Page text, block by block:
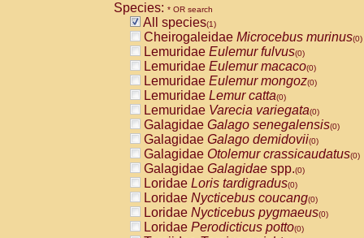
CebidaeCebus capucinus
CebidaeCebus nigrivittatus
CebidaeCebus spp.(0)
CebidaeSaimiri boliviensis(0)
CebidaeSaimiri sciureus(0)
AtelidaeAlouatta caraya(0)
AtelidaeAlouatta fusca(0)
AtelidaeAlouatta seniculus(0)
AtelidaeAlouattaspp.(0)
AtelidaeAteles belzebuth(0)
AtelidaeAteles geoffroyi(0)
AtelidaeAteles paniscus(0)
AtelidaeAtelesspp.(0)
AtelidaeLagothrix lagothricha(0)
AtelidaeLagothrix lagothricha cana
PitheciidaeCacajao calvus
Species: * OR search
All species(1)
Cheirogaleidae Microcebus murinus(0)
Lemuridae Eulemur fulvus(0)
Lemuridae Eulemur macaco(0)
Lemuridae Eulemur mongoz(0)
Lemuridae Lemur catta(0)
Lemuridae Varecia variegata(0)
Galagidae Galago senegalensis(0)
Galagidae Galago demidovii(0)
Galagidae Otolemur crassicaudatus(0)
Galagidae Galagidae spp.(0)
Loridae Loris tardigradus(0)
Loridae Nycticebus coucang(0)
Loridae Nycticebus pygmaeus(0)
Loridae Perodicticus potto(0)